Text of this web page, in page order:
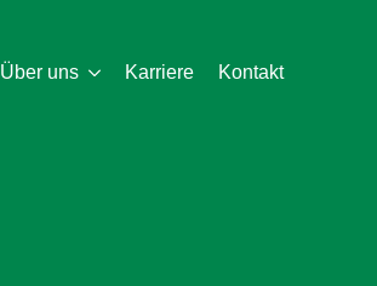
Über uns Karriere Kontakt